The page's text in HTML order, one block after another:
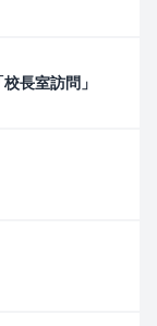
長室訪問」